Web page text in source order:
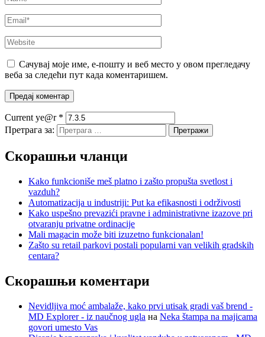
Сачувај моје име, е-пошту и веб место у овом прегледачу
веба за следећи пут када коментаришем.
Current ye@r *
Претрага за:
Скорашњи чланци
Kako funkcioniše meš platno i zašto propušta svetlost i
vazduh?
Automatizacija u industriji: Put ka efikasnosti i održivosti
Kako uspešno prevazići pravne i administrativne izazove pri
otvaranju privatne ordinacije
Mali magacin može biti izuzetno funkcionalan!
Zašto su retail parkovi postali popularni van velikih gradskih
centara?
Скорашњи коментари
Nevidljiva moć ambalaže, kako prvi utisak gradi vaš brend -
MD Explorer - iz naučnog ugla на Neka štampa na majicama
govori umesto Vas